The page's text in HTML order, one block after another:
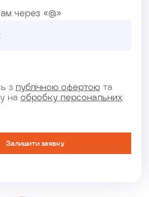
через «@»
з публічною офертоюта
на обробку персональних